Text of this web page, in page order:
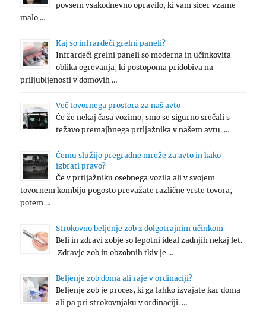
povsem vsakodnevno opravilo, ki vam sicer vzame
malo …
Kaj so infrardeči grelni paneli?
Infrardeči grelni paneli so moderna in učinkovita
oblika ogrevanja, ki postopoma pridobiva na
priljubljenosti v domovih …
Več tovornega prostora za naš avto
Če že nekaj časa vozimo, smo se sigurno srečali s
težavo premajhnega prtljažnika v našem avtu. …
Čemu služijo pregradne mreže za avto in kako
izbrati pravo?
Če v prtljažniku osebnega vozila ali v svojem
tovornem kombiju pogosto prevažate različne vrste tovora,
potem …
Strokovno beljenje zob z dolgotrajnim učinkom
Beli in zdravi zobje so lepotni ideal zadnjih nekaj let.
Zdravje zob in obzobnih tkiv je …
Beljenje zob doma ali raje v ordinaciji?
Beljenje zob je proces, ki ga lahko izvajate kar doma
ali pa pri strokovnjaku v ordinaciji. …